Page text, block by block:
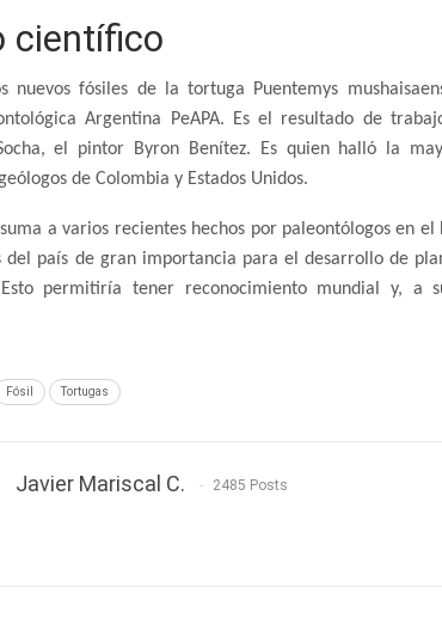
científico
nuevos fósiles de la tortuga Puentemys
Argentina PeAPA. Es el resultado de
el pintor Byron Benítez. Es quien halló la
de Colombia y Estados Unidos.
suma a varios recientes hechos por paleontólogos en
del país de gran importancia para el desarrollo de
Esto permitiría tener reconocimiento mundial y, a
Fósil Tortugas
Javier Mariscal C. 2485 Posts